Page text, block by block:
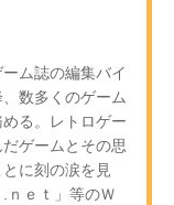
ム誌の編集バイ
数多くのゲーム
る。レトロゲー
ゲームとその思
に刻の涙を見
ｎｅｔ」等のＷ